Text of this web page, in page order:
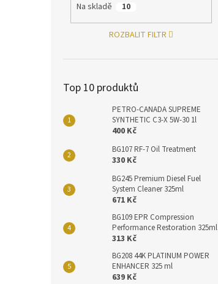
Na skladě 10
ROZBALIT FILTR
Top 10 produktů
PETRO-CANADA SUPREME
SYNTHETIC C3-X 5W-30 1l
400 Kč
BG107 RF-7 Oil Treatment
330 Kč
BG245 Premium Diesel Fuel
System Cleaner 325ml
671 Kč
BG109 EPR Compression
Performance Restoration 325ml
313 Kč
BG208 44K PLATINUM POWER
ENHANCER 325 ml
639 Kč